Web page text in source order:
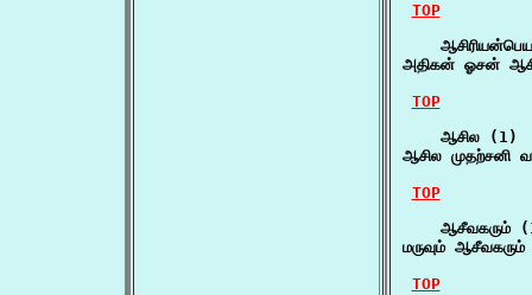
TOP
அதிகன் ஓசன்
TOP
    ஆசில (1)
ஆசில முதற்சனி
TOP
ஆசீவகரும்
மருவும்
TOP